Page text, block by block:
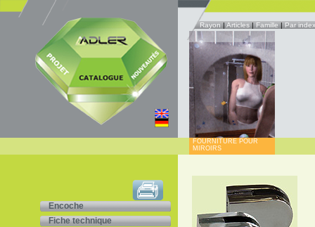
Rayon|Articles|Famille|Par index
Encoche
Fiche technique
FOURNITURE POUR
MIROIRS